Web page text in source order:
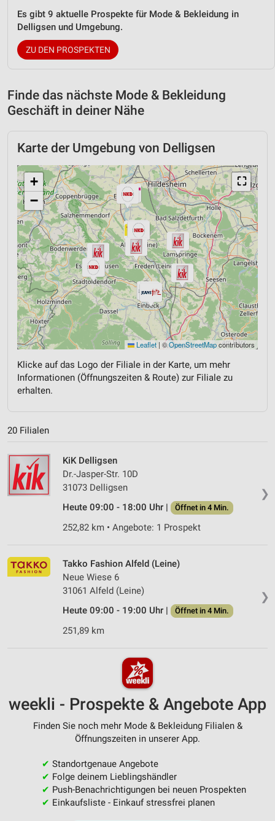
Es gibt 9 aktuelle Prospekte für Mode & Bekleidung in
Delligsen und Umgebung.
ZU DEN PROSPEKTEN
Finde das nächste Mode & Bekleidung
Geschäft in deiner Nähe
Karte der Umgebung von Delligsen
⛶
+
−
Leaflet | ©OpenStreetMapcontributors
Klicke auf das Logo der Filiale in der Karte, um mehr
Informationen (Öffnungszeiten & Route) zur Filiale zu
erhalten.
20 Filialen
❯
KiK Delligsen
Dr.-Jasper-Str. 10D
31073 Delligsen
Heute 09:00 - 18:00 Uhr |
Öffnet in 4 Min.
252,82 km • Angebote: 1 Prospekt
❯
Takko Fashion Alfeld (Leine)
Neue Wiese 6
31061 Alfeld (Leine)
Heute 09:00 - 19:00 Uhr |
Öffnet in 4 Min.
251,89 km
weekli - Prospekte & Angebote App
Finden Sie noch mehr Mode & Bekleidung Filialen &
Öffnungszeiten in unserer App.
✔ Standortgenaue Angebote
✔ Folge deinem Lieblingshändler
✔ Push-Benachrichtigungen bei neuen Prospekten
✔ Einkaufsliste - Einkauf stressfrei planen